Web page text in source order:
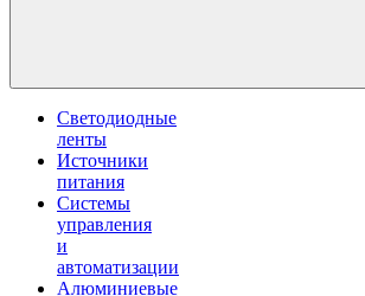
Светодиодные
ленты
Источники
питания
Системы
управления
и
автоматизации
Алюминиевые